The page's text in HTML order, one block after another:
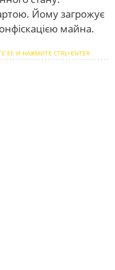
Йому загрожує
майна.
И НАЖМИТЕ CTRL+ENTER